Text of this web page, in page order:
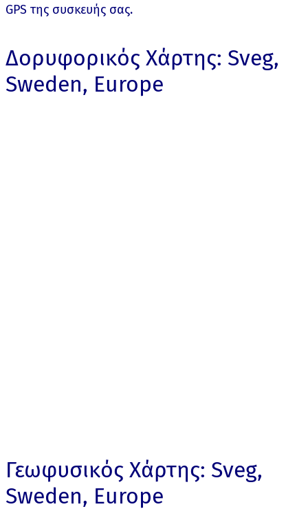
GPS της συσκευής σας.
Δορυφορικός Χάρτης: Sveg,
Sweden, Europe
Γεωφυσικός Χάρτης: Sveg,
Sweden, Europe